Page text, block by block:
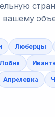
Люберцы
Лобня
Апрелевка